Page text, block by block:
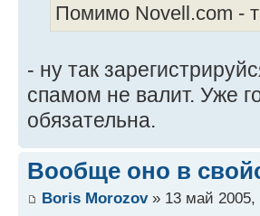
Помимо Novell.com -
- ну так
спамом не валит. Уже
обязательна.
Вообще оно в
Boris Morozov» 13 май 2005,